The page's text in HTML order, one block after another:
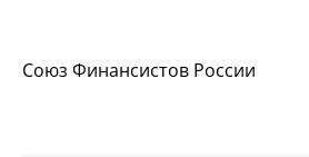
Союз Финансистов России